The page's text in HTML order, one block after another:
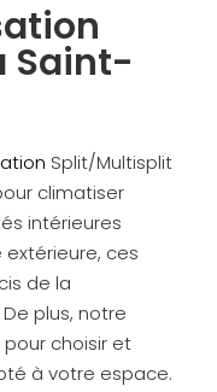
Saint-
Split/Multisplit
climatiser
intérieures
ces
de la
plus, notre
choisir et
à votre espace.